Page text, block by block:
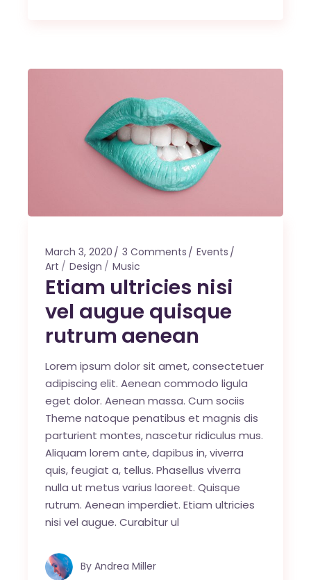
March 3, 2020 3 Comments
Events
Art
Design Music
Etiam ultricies nisi
vel augue quisque
rutrum aenean
Lorem ipsum dolor sit amet, consectetuer
adipiscing elit. Aenean commodo ligula
eget dolor. Aenean massa. Cum sociis
Theme natoque penatibus et magnis dis
parturient montes, nascetur ridiculus mus.
Aliquam lorem ante, dapibus in, viverra
quis, feugiat a, tellus. Phasellus viverra
nulla ut metus varius laoreet. Quisque
rutrum. Aenean imperdiet. Etiam ultricies
nisi vel augue. Curabitur ul
By Andrea Miller